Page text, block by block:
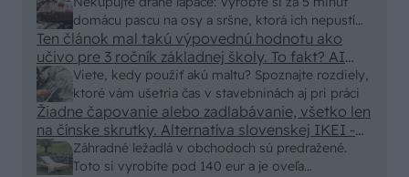
domácu pascu na osy a sršne, ktorá ich nepustí
von
Skor pritiahne slimaky
Viete, kedy použiť akú maltu? Spoznajte rozdiely,
ktoré vám ušetria čas v stavebninách aj pri práci
Ten článok mal takú výpovednú hodnotu ako
učivo pre 3 ročník základnej školy. To fakt? AI
alebo nejaka kniha z VŠ? Dnešné rychlotvrdnuce
malty - pevnosť 40 Mpa a doba schnutia tak 15
minut , k tomu vodotesné s kryštálikou. A rozdiel
- schnutie a zretie. Nič?
Záhradné ležadlá v obchodoch sú predražené.
Toto si vyrobíte pod 140 eur a je oveľa
Žiadne čapovanie alebo zadlabávanie, všetko len
na čínske skrutky. Alternatíva slovenskej IKEI -
čo sa týka pevnosti. Autor si nedal veľa námahy s
remeselným spracovaním, škoda. No lepšie než